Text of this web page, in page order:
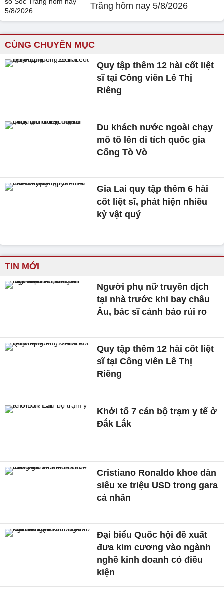
Trăng hôm nay 5/8/2026
CÙNG CHUYÊN MỤC
Quy tập thêm 12 hài cốt liệt
sĩ tại Công viên Lê Thị
Riêng
Du khách nước ngoài chạy
mô tô lên di tích quốc gia
Cổng Tò Vò
Gia Lai quy tập thêm 6 hài
cốt liệt sĩ, phát hiện nhiều
kỷ vật quý
TIN MỚI
Người phụ nữ truyền dịch
tại nhà trước khi bay châu
Âu, bác sĩ cảnh báo rủi ro
Quy tập thêm 12 hài cốt liệt
sĩ tại Công viên Lê Thị
Riêng
Khởi tổ 7 cán bộ trạm y tế ở
Đắk Lắk
Cristiano Ronaldo khoe dàn
siêu xe triệu USD trong gara
cá nhân
Đại biểu Quốc hội đề xuất
đưa kim cương vào ngành
nghề kinh doanh có điều
kiện